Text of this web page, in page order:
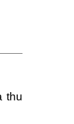
thu